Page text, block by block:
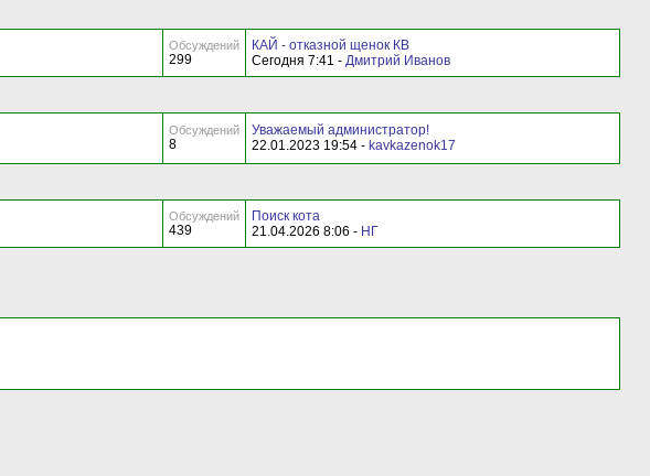
Обсуждений
299
КАЙ - отказной щенок КВ
Сегодня 7:41 - Дмитрий Иванов
Обсуждений
8
Уважаемый администратор!
22.01.2023 19:54 - kavkazenok17
Обсуждений
439
Поиск кота
21.04.2026 8:06 - НГ